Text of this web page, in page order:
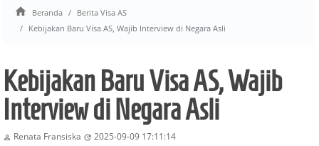
 Beranda
Berita Visa AS
Kebijakan Baru Visa AS, Wajib Interview di Negara Asli
Kebijakan Baru Visa AS, Wajib
Interview di Negara Asli
 Renata Fransiska  2025-09-09 17:11:14